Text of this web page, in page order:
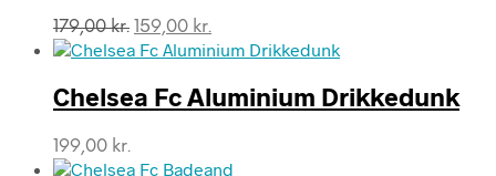
179,00kr. Den
oprindelige
var:
179,00 kr..
159,00 kr.
aktuelle
er:
159,00 kr..
Chelsea Fc Aluminium Drikkedunk
199,00 kr.